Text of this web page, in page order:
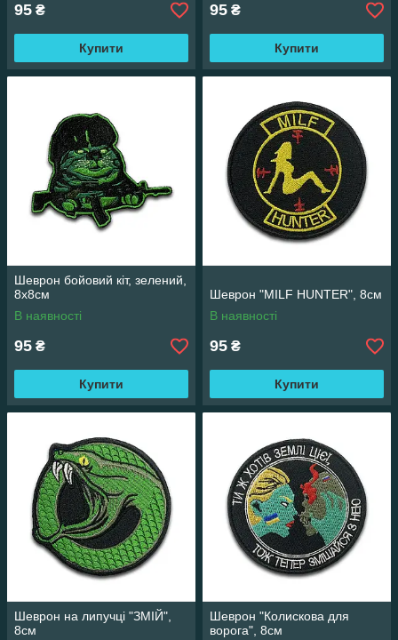
95 ₴
Купити
95 ₴
Купити
Шеврон бойовий кіт, зелений,
8х8см
В наявності
95 ₴
Купити
Шеврон "MILF HUNTER", 8см
В наявності
95 ₴
Купити
Шеврон на липучці "ЗМІЙ",
8см
Шеврон "Колискова для
ворога", 8см